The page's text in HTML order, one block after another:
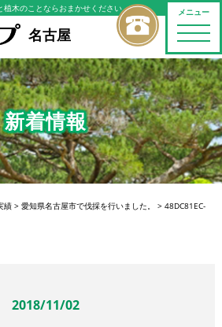
メニュー
toggle
植木のことならおまかせください
名古屋
新着情報
績> 愛知県名古屋市で伐採を行いました。 > 48DC81EC-
2018/11/02